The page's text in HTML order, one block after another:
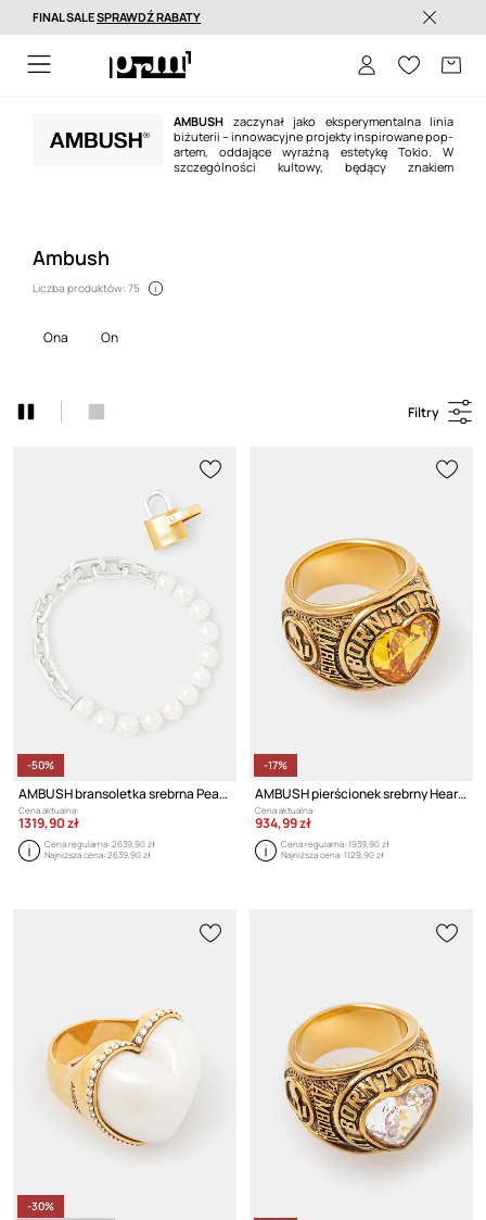
Dostawa nawet w 24h >
FINAL SALESPRAWDŹ RABATY
AMBUSH zaczynał jako eksperymentalna linia
biżuterii – innowacyjne projekty inspirowane pop-
artem, oddające wyraźną estetykę Tokio. W
szczególności kultowy, będący znakiem
Ambush
Liczba produktów: 75
ona on
Filtry
-50%
AMBUSH bransoletka srebrna Pearl Padlock Bracelet
Cena aktualna:
1319,90 zł
Cena regularna:2639,90 zł
Najniższa cena:2639,90 zł
-17%
AMBUSH pierścionek srebrny Heart Class Ring
Cena aktualna:
934,99 zł
Cena regularna:1939,90 zł
Najniższa cena:1129,90 zł
-30%